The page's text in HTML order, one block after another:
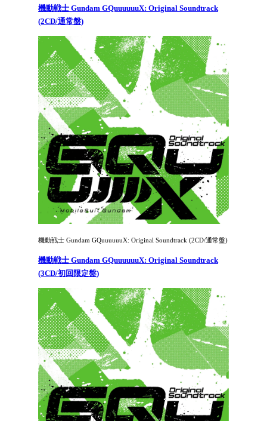
機動戦士 Gundam GQuuuuuuX: Original Soundtrack
(2CD/通常盤)
機動戦士 Gundam GQuuuuuuX: Original Soundtrack (2CD/通常盤)
機動戦士 Gundam GQuuuuuuX: Original Soundtrack
(3CD/初回限定盤)